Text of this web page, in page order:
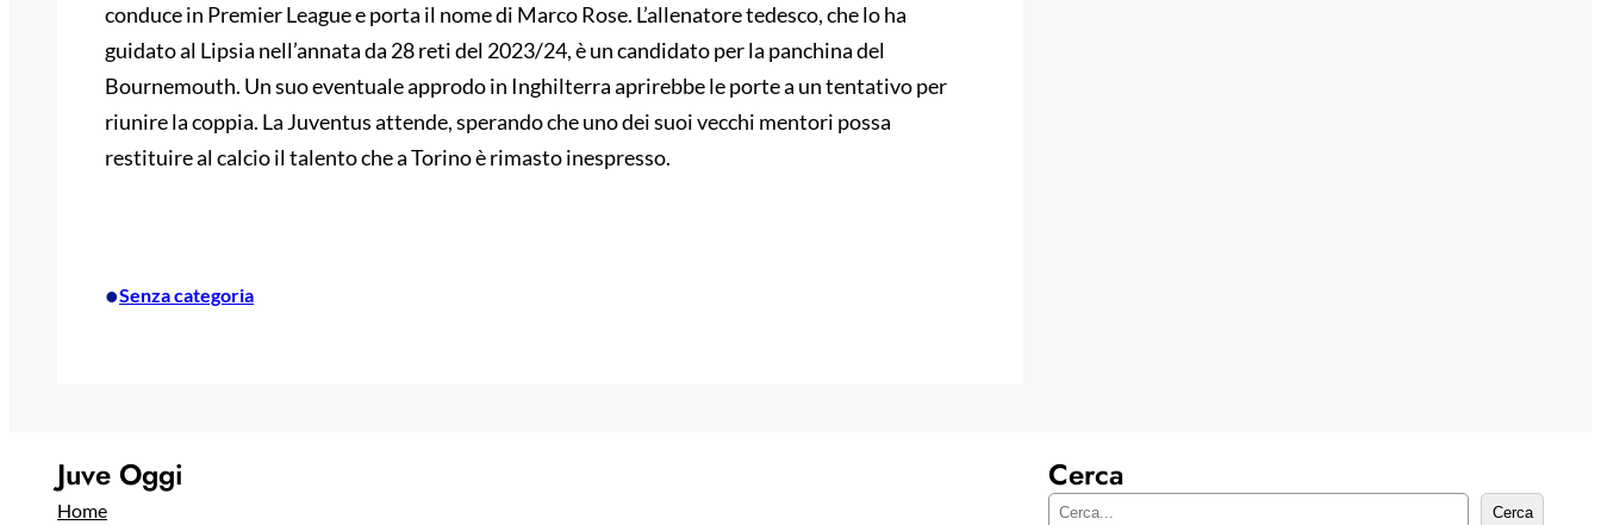
conduce in Premier League e porta il nome di Marco Rose. L’allenatore tedesco, che lo ha
guidato al Lipsia nell’annata da 28 reti del 2023/24, è un candidato per la panchina del
Bournemouth. Un suo eventuale approdo in Inghilterra aprirebbe le porte a un tentativo per
riunire la coppia. La Juventus attende, sperando che uno dei suoi vecchi mentori possa
restituire al calcio il talento che a Torino è rimasto inespresso.
•Senza categoria
Juve Oggi
Home
Cerca
C
Cerca